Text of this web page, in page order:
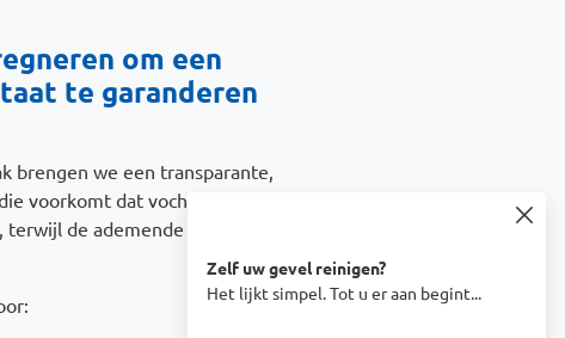
Zelf uw gevel reinigen?
Het lijkt simpel. Tot u er aan begint...
om een
te garanderen
brengen we een transparante,
voorkomt dat vocht en vuil de
de ademende werking